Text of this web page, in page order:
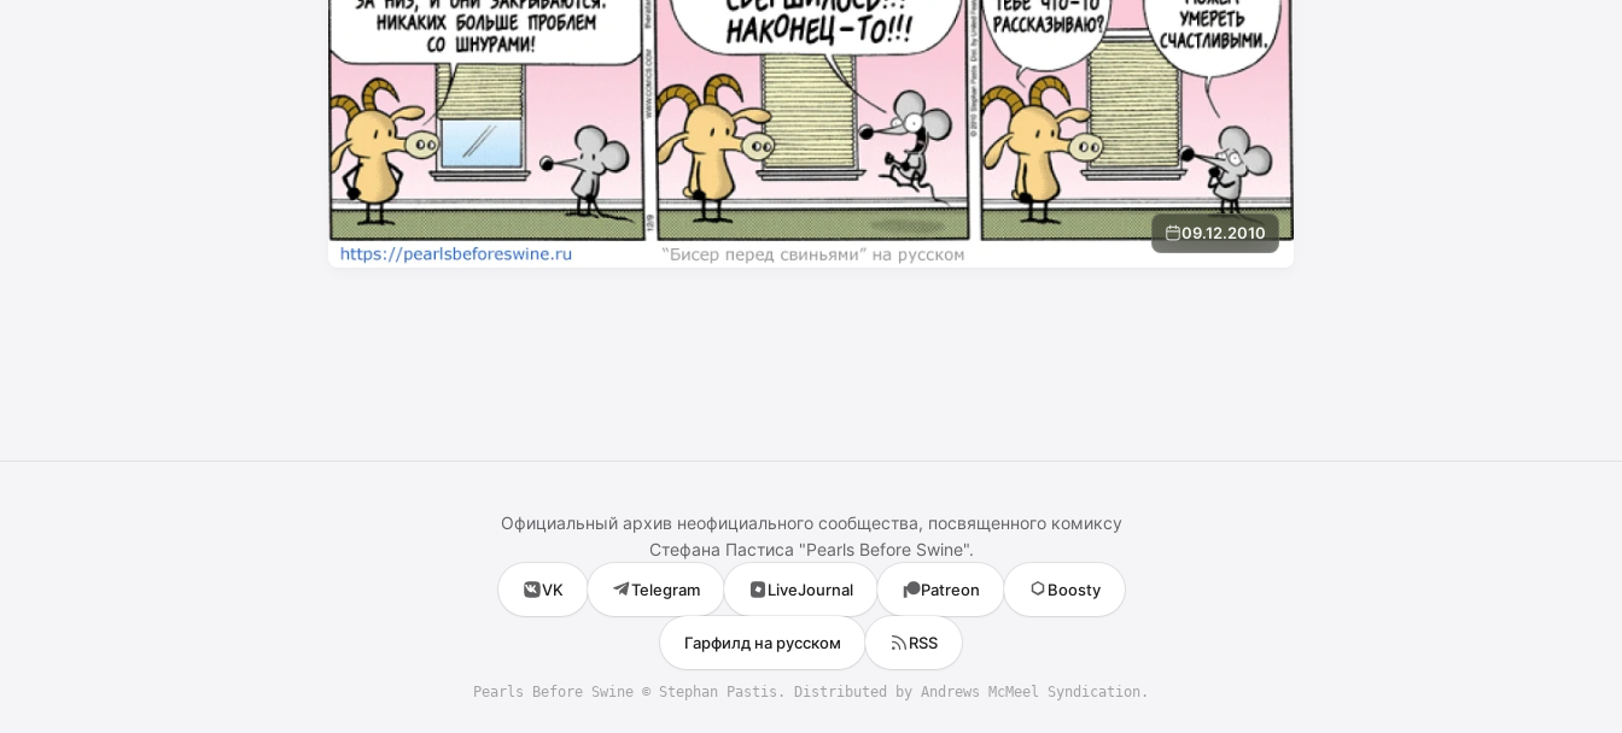
09.12.2010
Официальный архив неофициального сообщества, посвященного комиксу
Стефана Пастиса "Pearls Before Swine".
VK Telegram LiveJournal Patreon Boosty
Гарфилд на русском RSS
Pearls Before Swine © Stephan Pastis . Distributed by Andrews McMeel Syndication.